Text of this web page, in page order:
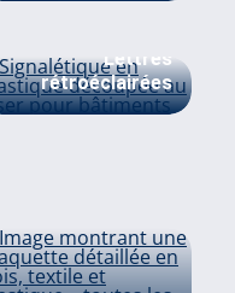
Lettres
rétroéclairées